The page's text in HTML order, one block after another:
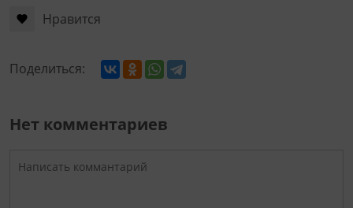
Нравится
Поделиться:
Нет комментариев